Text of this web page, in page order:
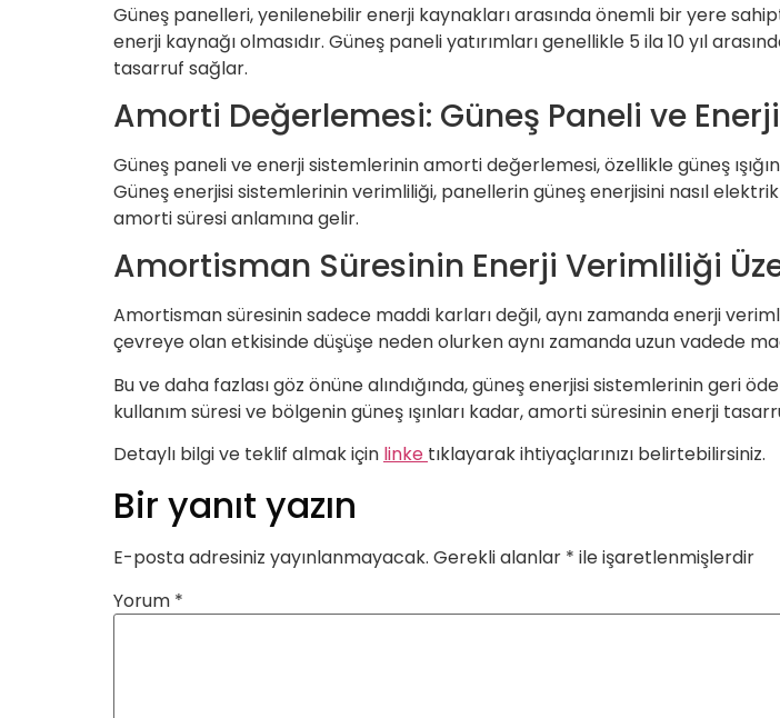
Güneş panelleri, yenilenebilir enerji kaynakları arasında önemli bir yere
enerji kaynağı olmasıdır. Güneş paneli yatırımları genellikle 5 ila 10 yıl
tasarruf sağlar.
Amorti Değerlemesi: Güneş Paneli ve
Güneş paneli ve enerji sistemlerinin amorti değerlemesi, özellikle güneş
Güneş enerjisi sistemlerinin verimliliği, panellerin güneş enerjisini nasıl
amorti süresi anlamına gelir.
Amortisman Süresinin Enerji Verimliliği
Amortisman süresinin sadece maddi karları değil, aynı zamanda enerji
çevreye olan etkisinde düşüşe neden olurken aynı zamanda uzun vadede
Bu ve daha fazlası göz önüne alındığında, güneş enerjisi sistemlerinin geri
kullanım süresi ve bölgenin güneş ışınları kadar, amorti süresinin enerji
Detaylı bilgi ve teklif almak için linke tıklayarak ihtiyaçlarınızı belirtebilirsiniz.
Bir yanıt yazın
E-posta adresiniz yayınlanmayacak. Gerekli alanlar * ile işaretlenmişlerdir
Yorum *